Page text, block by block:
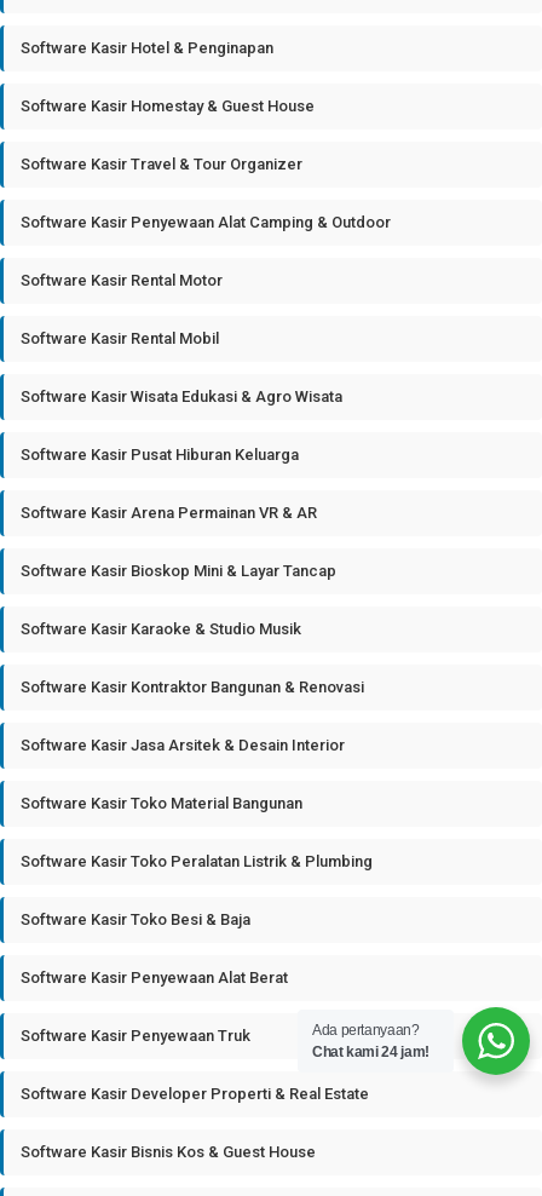
Software Kasir Hotel & Penginapan
Software Kasir Homestay & Guest House
Software Kasir Travel & Tour Organizer
Software Kasir Penyewaan Alat Camping & Outdoor
Software Kasir Rental Motor
Software Kasir Rental Mobil
Software Kasir Wisata Edukasi & Agro Wisata
Software Kasir Pusat Hiburan Keluarga
Software Kasir Arena Permainan VR & AR
Software Kasir Bioskop Mini & Layar Tancap
Software Kasir Karaoke & Studio Musik
Software Kasir Kontraktor Bangunan & Renovasi
Software Kasir Jasa Arsitek & Desain Interior
Software Kasir Toko Material Bangunan
Software Kasir Toko Peralatan Listrik & Plumbing
Software Kasir Toko Besi & Baja
Software Kasir Penyewaan Alat Berat
Software Kasir Penyewaan Truk
Software Kasir Developer Properti & Real Estate
Software Kasir Bisnis Kos & Guest House
Ada pertanyaan?
Chat kami 24 jam!